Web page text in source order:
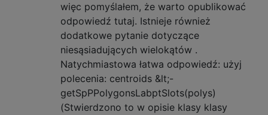
więc pomyślałem, że warto opublikować
odpowiedź tutaj. Istnieje również
dodatkowe pytanie dotyczące
niesąsiadujących wielokątów .
Natychmiastowa łatwa odpowiedź: użyj
polecenia: centroids &lt;-
getSpPPolygonsLabptSlots(polys)
(Stwierdzono to w opisie klasy klasy